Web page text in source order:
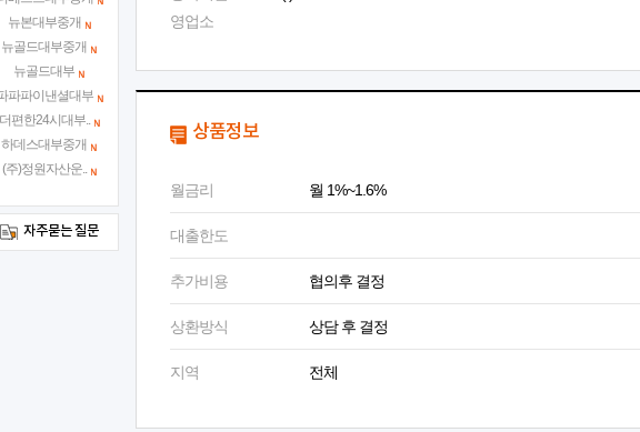
영업소
상품정보
월금리 월 1%~1.6%
대출한도
추가비용 협의후 결정
상환방식 상담 후 결정
지역 전체
뉴본대부중개
뉴골드대부중개
뉴골드대부
파파이낸셜대부
편한24시대부..
하데스대부중개
(주)정원자산운..
자주묻는 질문